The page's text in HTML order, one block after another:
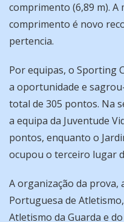
comprimento (6,89 m). A
comprimento é novo
pertencia.
Por equipas, o Sporting
a oportunidade e
total de 305 pontos. Na
a equipa da Juventude
pontos, enquanto o
ocupou o terceiro lugar
A organização da prova,
Portuguesa de
Atletismo da Guarda e